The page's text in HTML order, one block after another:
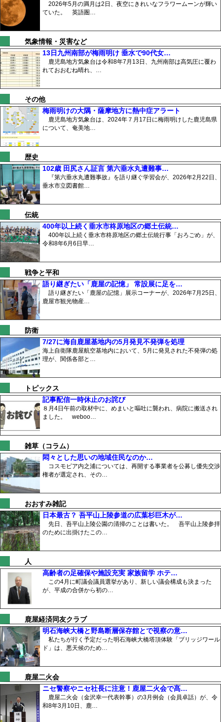
2026年5月の満月は2日、夜空にきれいなフラワームーンが輝い
ていた。 英語圏…
気象情報・災害など
13日九州南部が梅雨明け 垂水で90代女…
鹿児島地方気象台は令和8年7月13日、九州南部は高気圧に覆わ
れておおむね晴れ、…
その他
梅雨明けの大隅・薩摩地方に熱中症アラート
鹿児島地方気象台は、2024年７月17日に梅雨明けした鹿児島県
について、奄美地…
歴史
102歳 田尻さん証言 第六垂水丸遭難事…
『第六垂水丸遭難事故』を語り継ぐ学習会が、2026年2月22日、
垂水市立図書館…
伝統
400年以上続く垂水市柊原地区の郷土伝統…
400年以上続く垂水市柊原地区の郷土伝統行事「おろごめ」が、
令和8年6月6日早…
戦争と平和
語り継ぎたい「鹿屋の記憶」 常設展に足を…
語り継ぎたい「鹿屋の記憶」展示コーナーが、2026年7月25日、
鹿屋市観光物産…
防衛
7/27に海自鹿屋基地内の5月発見不発弾を処理
海上自衛隊鹿屋航空基地内において、5月に発見された不発弾の処
理が、関係各部と…
トピックス
記事配信一時休止のお詫び
８月4日午前の取材中に、めまいと嘔吐に襲われ、病院に搬送され
ました。 weboo…
雑草（コラム）
悶々とした思いの地域住民なのか…
コスモピア内之浦については、再開する事業者を公募し優先交渉
権者が選定され、その…
おおすみ雑記
日本最古？ 吾平山上陵参道の広葉杉巨木が…
先日、吾平山上陵公園の清掃のことは書いた。 吾平山上陵参拝
のために出掛けたこの…
人
高齢者の足確保や施設充実 家族留学 ホテ…
この4月に町議会議員選挙があり、新しい議会構成も決まった
が、平成の合併から初の…
鹿屋経済同友クラブ
明石海峡大橋と野島断層保存館とで視察の意…
私たちが行く予定だった明石海峡大橋塔頂体験「ブリッジワール
ド」は、悪天候のため…
鹿屋二火会
ニセ警察やニセ社長に注意！鹿屋二火会で髙…
鹿屋二火会（金沢幸一代表幹事）の3月例会（会員卓話）が、令
和8年3月10日、鹿…